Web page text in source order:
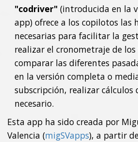
"codriver" (introducida en la
app) ofrece a los copilotos las
necesarias para facilitar la
realizar el cronometraje de
comparar las diferentes
en la versión completa o
subscripción, realizar
necesario.
Esta app ha sido creada por
Valencia (migSVapps), a partir